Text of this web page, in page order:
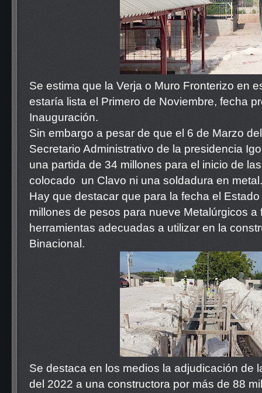
Se estima que la Verja o Muro Fronterizo en
estaría lista el Primero de Noviembre, fecha
Inauguración.
Sin embargo a pesar de que el 6 de Marzo
Secretario Administrativo de la presidencia
una partida de 34 millones para el inicio de
colocado un Clavo ni una soldadura en metal.
Hay que destacar que para la fecha el
millones de pesos para nueve Metalúrgicos a
herramientas adecuadas a utilizar en la
Binacional.
Se destaca en los medios la adjudicación de
del 2022 a una constructora por más de 88